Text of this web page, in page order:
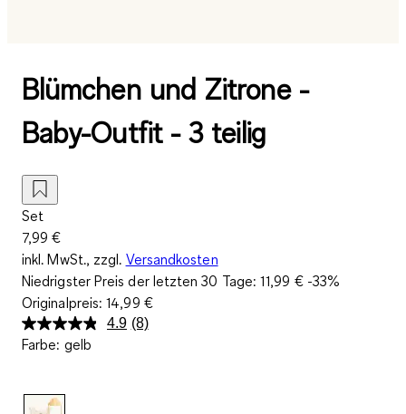
Blümchen und Zitrone -
Baby-Outfit - 3 teilig
Set
7,99 €
inkl. MwSt., zzgl. Versandkosten
Niedrigster Preis der letzten 30 Tage:11,99 €-33%
Originalpreis:14,99 €
4.9 8
(8)
Farbe: gelb